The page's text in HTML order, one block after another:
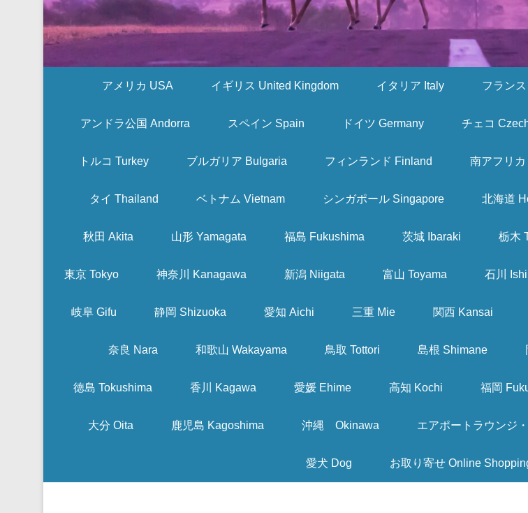
アメリカ USA イギリス United Kingdom イタリア Italy フラン
アンドラ公国 Andorra スペイン Spain ドイツ Germany チェコ
トルコ Turkey ブルガリア Bulgaria フィンランド Finland 南アフリ
タイ Thailand ベトナム Vietnam シンガポール Singapore 北海道
秋田 Akita 山形 Yamagata 福島 Fukushima 茨城 Ibaraki 栃木
東京 Tokyo 神奈川 Kanagawa 新潟 Niigata 富山 Toyama 石川
岐阜 Gifu 静岡 Shizuoka 愛知 Aichi 三重 Mie 関西 Kansai
奈良 Nara 和歌山 Wakayama 鳥取 Tottori 島根 Shimane
徳島 Tokushima 香川 Kagawa 愛媛 Ehime 高知 Kochi 福岡
大分 Oita 鹿児島 Kagoshima 沖縄 Okinawa エアポートラウンジ
愛犬 Dog お取り寄せ Online